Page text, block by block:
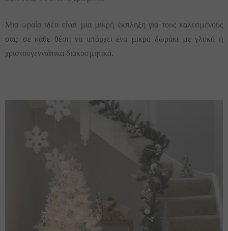
Μια ωραία ιδέα είναι μια μικρή έκπληξη για τους καλεσμένους
σας: σε κάθε θέση να υπάρχει ένα μικρό δωράκι με γλυκό ή
χριστουγεννιάτικα διακοσμητικά.